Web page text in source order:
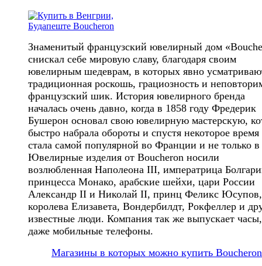
Знаменитый французский ювелирный дом
снискал себе мировую славу, благодаря своим
ювелирным шедеврам, в которых явно
традиционная роскошь, грациозность и
французский шик. История ювелирного бренда
началась очень давно, когда в 1858 году Фредерик
Бушерон основал свою ювелирную мастерскую,
быстро набрала обороты и спустя некоторое время
стала самой популярной во Франции и не только
Ювелирные изделия от Boucheron носили
возлюбленная Наполеона III, императрица
принцесса Монако, арабские шейхи, цари России
Александр II и Николай II, принц Феликс Юсупов,
королева Елизавета, Вондербилдт, Рокфеллер и
известные люди. Компания так же выпускает
даже мобильные телефоны.
Магазины в которых можно купить Boucheron